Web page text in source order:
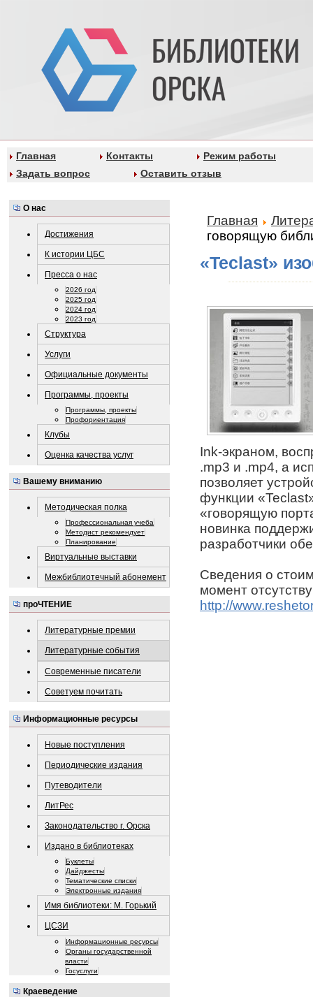
Главная Контакты
Режим работы
Задать вопрос
Оставить отзыв
О нас
Достижения
К истории ЦБС
Пресса о нас
2026 год
2025 год
2024 год
2023 год
Структура
Услуги
Официальные документы
Программы, проекты
Программы, проекты
Профориентация
Клубы
Оценка качества услуг
Вашему вниманию
Методическая полка
Профессиональная учеба
Методист рекомендует
Планирование
Виртуальные выставки
Межбиблиотечный абонемент
проЧТЕНИЕ
Литературные премии
Литературные события
Современные писатели
Советуем почитать
Информационные ресурсы
Новые поступления
Периодические издания
Путеводители
ЛитРес
Законодательство г. Орска
Издано в библиотеках
Буклеты
Дайджесты
Тематические списки
Электронные издания
Имя библиотеки: М. Горький
ЦСЗИ
Информационные ресурсы
Органы государственной
власти
Госуслуги
Краеведение
Главная
говорящую
«Teclast»
Ink-экраном,
.mp3 и .mp4, а
позволяет
функции
«говорящую
новинка
разработчики
Сведения о
момент
http://